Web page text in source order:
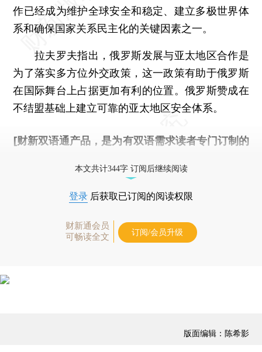
作已经成为维护全球安全和稳定、建立多极世界体
系和确保国家关系民主化的关键因素之一。
拉夫罗夫指出，俄罗斯发展与亚太地区合作是
为了落实多方位外交政策，这一政策有助于俄罗斯
在国际舞台上占据更加有利的位置。俄罗斯赞成在
不结盟基础上建立可靠的亚太地区安全体系。
[财新双语通产品，是为有双语需求读者专门订制的
本文共计344字 订阅后继续阅读
登录 后获取已订阅的阅读权限
财新通会员
可畅读全文
订阅/会员升级
版面编辑：陈希影